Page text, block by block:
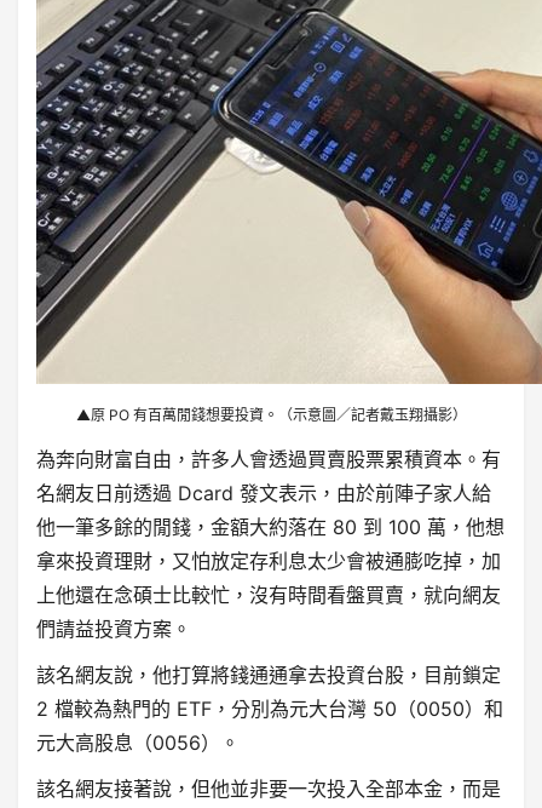
▲原 PO 有百萬閒錢想要投資。（示意圖／記者戴玉翔攝影）
為奔向財富自由，許多人會透過買賣股票累積資本。有
名網友日前透過 Dcard 發文表示，由於前陣子家人給
他一筆多餘的閒錢，金額大約落在 80 到 100 萬，他想
拿來投資理財，又怕放定存利息太少會被通膨吃掉，加
上他還在念碩士比較忙，沒有時間看盤買賣，就向網友
們請益投資方案。
該名網友說，他打算將錢通通拿去投資台股，目前鎖定
2 檔較為熱門的 ETF，分別為元大台灣 50（0050）和
元大高股息（0056）。
該名網友接著說，但他並非要一次投入全部本金，而是